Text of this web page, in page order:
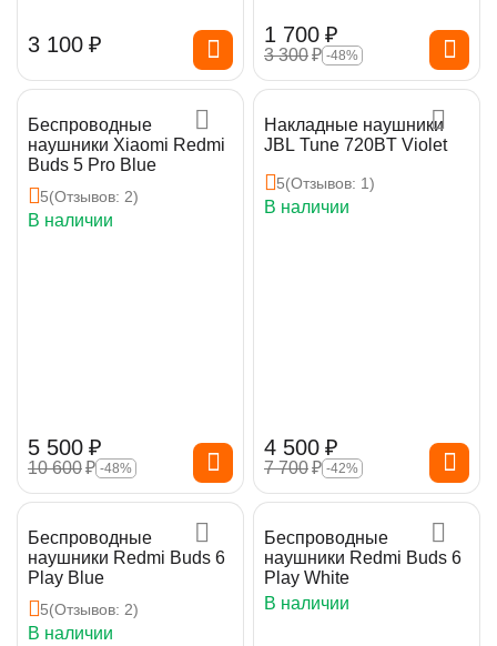
3 100 ₽ 1 700 ₽
3 300₽ -48%
Беспроводные
наушники Xiaomi Redmi
Buds 5 Pro Blue
5(Отзывов: 2)
В наличии
5 500 ₽
10 600₽ -48%
Накладные наушники
JBL Tune 720BT Violet
5(Отзывов: 1)
В наличии
4 500 ₽
7 700₽ -42%
Беспроводные
наушники Redmi Buds 6
Play Blue
5(Отзывов: 2)
В наличии
Беспроводные
наушники Redmi Buds 6
Play White
В наличии